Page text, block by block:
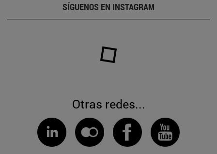
SÍGUENOS EN INSTAGRAM
Otras redes...